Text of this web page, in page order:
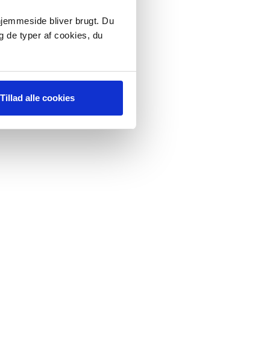
bliver brugt. Du
de typer af cookies, du
Tillad alle cookies